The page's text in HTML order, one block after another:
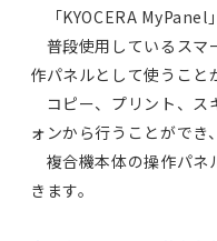
「KYOCERA MyPanel
普段使用しているスマ
作パネルとして使うこと
コピー、プリント、ス
ォンから行うことができ、
複合機本体の操作パネ
きます。